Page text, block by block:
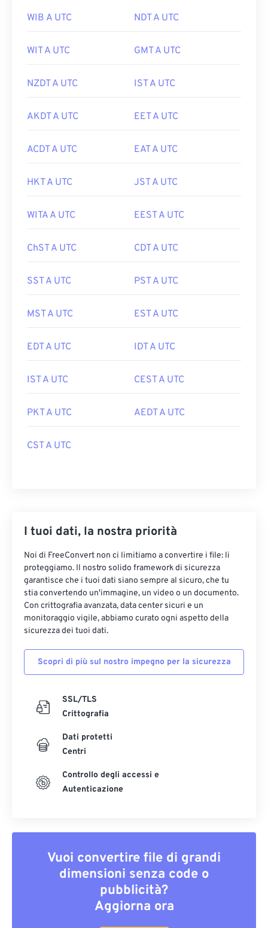
WIB A UTC NDT A UTC
WIT A UTC GMT A UTC
NZDT A UTC IST A UTC
AKDT A UTC EET A UTC
ACDT A UTC EAT A UTC
HKT A UTC JST A UTC
WITA A UTC EEST A UTC
ChST A UTC CDT A UTC
SST A UTC PST A UTC
MST A UTC EST A UTC
EDT A UTC IDT A UTC
IST A UTC CEST A UTC
PKT A UTC AEDT A UTC
CST A UTC
I tuoi dati, la nostra priorità
Noi di FreeConvert non ci limitiamo a convertire i file: li
proteggiamo. Il nostro solido framework di sicurezza
garantisce che i tuoi dati siano sempre al sicuro, che tu
stia convertendo un'immagine, un video o un documento.
Con crittografia avanzata, data center sicuri e un
monitoraggio vigile, abbiamo curato ogni aspetto della
sicurezza dei tuoi dati.
Scopri di più sul nostro impegno per la sicurezza
SSL/TLS
Crittografia
Dati protetti
Centri
Controllo degli accessi e
Autenticazione
Vuoi convertire file di grandi
dimensioni senza code o
pubblicità?
Aggiorna ora